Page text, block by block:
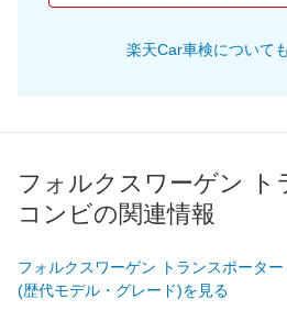
楽天Car車検について
フォルクスワーゲン ト
コンビの関連情報
フォルクスワーゲン トランスポータ
(歴代モデル・グレード)を見る